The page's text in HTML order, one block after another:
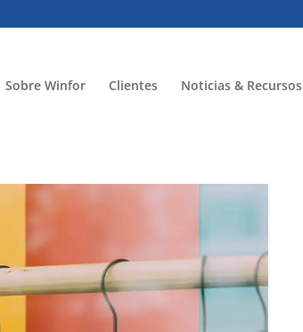
Sobre Winfor Clientes Noticias & Recursos